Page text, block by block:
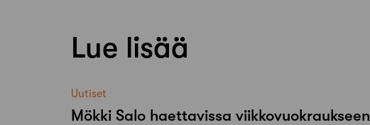
Lue lisää
Uutiset
Mökki Salo haettavissa viikkovuokraukseen